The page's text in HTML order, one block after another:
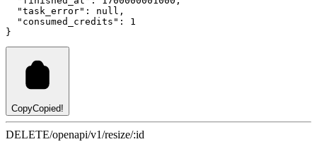
"task_error" : null ,
"consumed_credits" :
1
}
CopyCopied!
DELETE/openapi/v1/resize/:id